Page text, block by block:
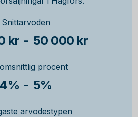
Snittarvoden
kr - 50 000 kr
procent
4% - 5%
arvodestypen